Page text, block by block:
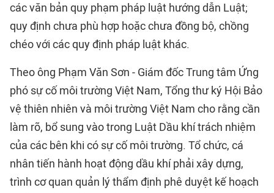
các văn bản quy phạm pháp luật hướng dẫn Luật;
quy định chưa phù hợp hoặc chưa đồng bộ, chồng
chéo với các quy định pháp luật khác.
Theo ông Phạm Văn Sơn - Giám đốc Trung tâm Ứng
phó sự cố môi trường Việt Nam, Tổng thư ký Hội Bảo
vệ thiên nhiên và môi trường Việt Nam cho rằng cần
làm rõ, bổ sung vào trong Luật Dầu khí trách nhiệm
của các bên khi có sự cố môi trường. Tổ chức, cá
nhân tiến hành hoạt động dầu khí phải xây dựng,
trình cơ quan quản lý thẩm định phê duyệt kế hoạch